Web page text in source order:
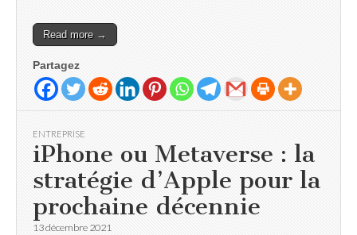
Read more →
Partagez
ENTREPRISE
iPhone ou Metaverse : la
stratégie d’Apple pour la
prochaine décennie
13 décembre 2021